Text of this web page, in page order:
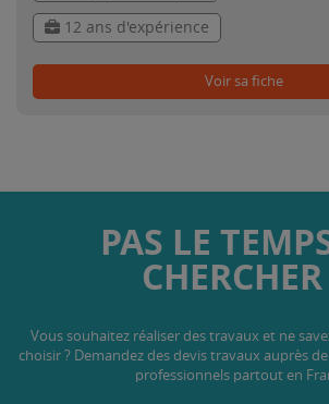
12 ans d'expérience
Voir sa fiche
PAS LE
Vous souhaitez réaliser des travaux et ne
choisir ? Demandez des devis travaux auprès
professionnels partout en